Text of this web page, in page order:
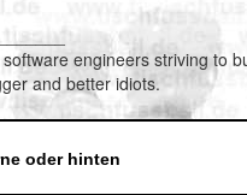
engineers striving to
and better idiots.
oder hinten